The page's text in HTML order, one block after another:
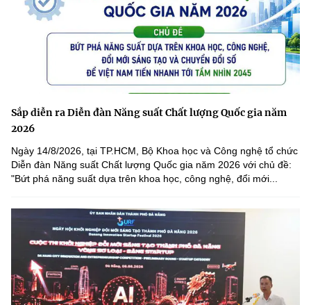
Sắp diễn ra Diễn đàn Năng suất Chất lượng Quốc gia năm
2026
Ngày 14/8/2026, tại TP.HCM, Bộ Khoa học và Công nghệ tổ chức
Diễn đàn Năng suất Chất lượng Quốc gia năm 2026 với chủ đề:
"Bứt phá năng suất dựa trên khoa học, công nghệ, đổi mới...